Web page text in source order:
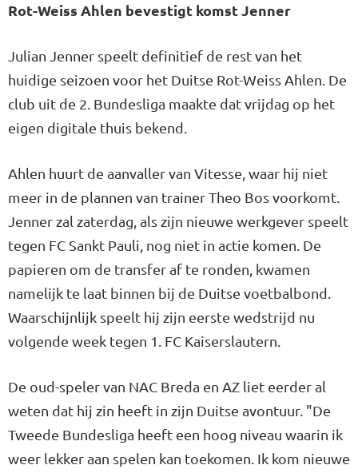
Rot-Weiss Ahlen bevestigt komst Jenner
Julian Jenner speelt definitief de rest van het
huidige seizoen voor het Duitse Rot-Weiss Ahlen. De
club uit de 2. Bundesliga maakte dat vrijdag op het
eigen digitale thuis bekend.
Ahlen huurt de aanvaller van Vitesse, waar hij niet
meer in de plannen van trainer Theo Bos voorkomt.
Jenner zal zaterdag, als zijn nieuwe werkgever speelt
tegen FC Sankt Pauli, nog niet in actie komen. De
papieren om de transfer af te ronden, kwamen
namelijk te laat binnen bij de Duitse voetbalbond.
Waarschijnlijk speelt hij zijn eerste wedstrijd nu
volgende week tegen 1. FC Kaiserslautern.
De oud-speler van NAC Breda en AZ liet eerder al
weten dat hij zin heeft in zijn Duitse avontuur. "De
Tweede Bundesliga heeft een hoog niveau waarin ik
weer lekker aan spelen kan toekomen. Ik kom nieuwe